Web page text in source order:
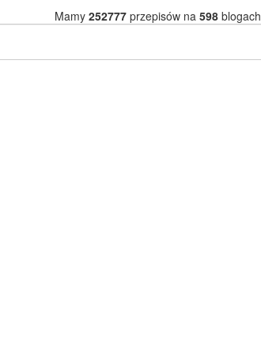
Mamy 252777przepisów na 598